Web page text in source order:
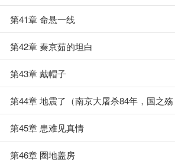
第41章 命悬一线
第42章 秦京茹的坦白
第43章 戴帽子
第44章 地震了（南京大屠杀84年，国之殇
第45章 患难见真情
第46章 圈地盖房